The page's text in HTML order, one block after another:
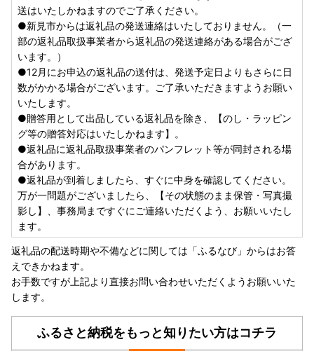
送はいたしかねますのでご了承ください。
●新見市からは返礼品の発送連絡はいたしておりません。（一
部の返礼品取扱事業者から返礼品の発送連絡がある場合がござ
います。）
●12月にお申込の返礼品の送付は、発送予定日よりもさらに日
数がかかる場合がございます。ご了承いただきますようお願い
いたします。
●贈答用として出品している返礼品を除き、【のし・ラッピン
グ等の贈答対応はいたしかねます】。
●返礼品に返礼品取扱事業者のパンフレット等が同封される場
合があります。
●返礼品が到着しましたら、すぐに中身を確認してください。
万が一問題がございましたら、【その状態のまま保管・写真撮
影し】、事務局まですぐにご連絡いただくよう、お願いいたし
ます。
返礼品の配送時期や不備などに関しては「ふるなび」からはお答
えできかねます。
お手数ですが上記より直接お問い合わせいただくようお願いいた
します。
ふるさと納税をもっと知りたい方はコチラ